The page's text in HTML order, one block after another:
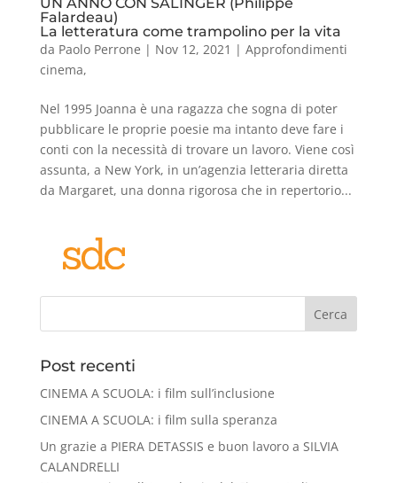
UN ANNO CON SALINGER (Philippe
Falardeau)
La letteratura come trampolino per la vita
da Paolo Perrone | Nov 12, 2021 | Approfondimenti
cinema,
Nel 1995 Joanna è una ragazza che sogna di poter
pubblicare le proprie poesie ma intanto deve fare i
conti con la necessità di trovare un lavoro. Viene così
assunta, a New York, in un’agenzia letteraria diretta
da Margaret, una donna rigorosa che in repertorio...
Cerca
Post recenti
CINEMA A SCUOLA: i film sull’inclusione
CINEMA A SCUOLA: i film sulla speranza
Un grazie a PIERA DETASSIS e buon lavoro a SILVIA
CALANDRELLI